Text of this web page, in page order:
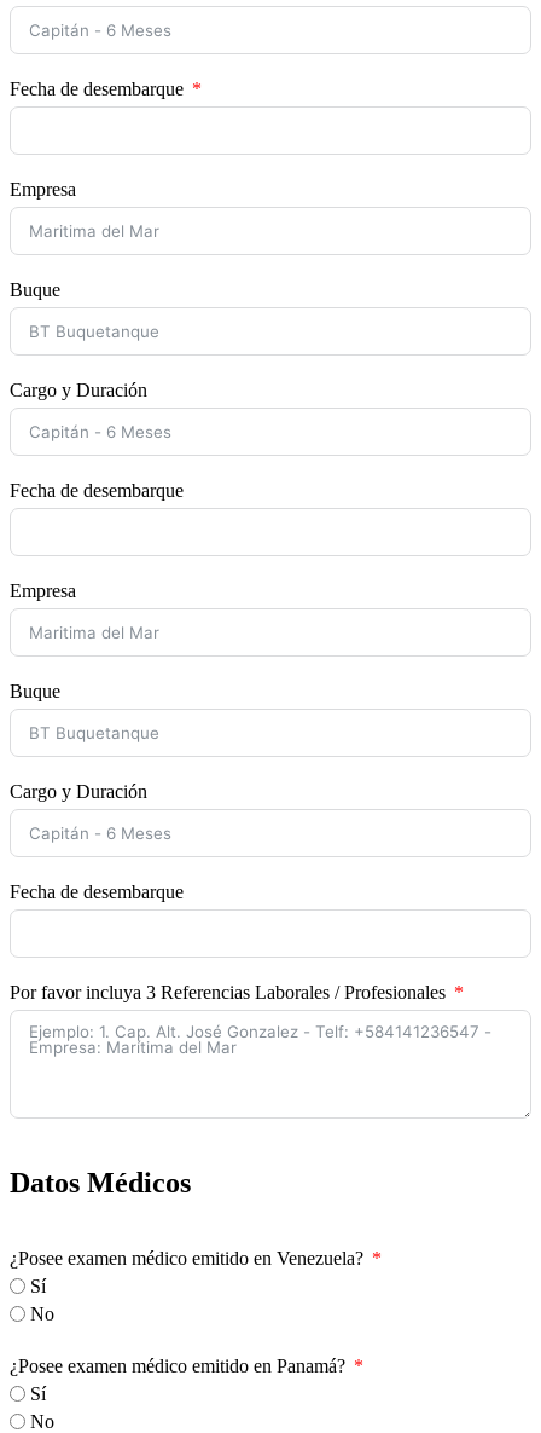
Fecha de desembarque
Empresa
Buque
Cargo y Duración
Fecha de desembarque
Empresa
Buque
Cargo y Duración
Fecha de desembarque
Por favor incluya 3 Referencias Laborales / Profesionales
Datos Médicos
¿Posee examen médico emitido en Venezuela?
Sí
No
¿Posee examen médico emitido en Panamá?
Sí
No